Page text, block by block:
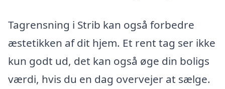
Tagrensning i Strib kan også forbedre
æstetikken af dit hjem. Et rent tag ser ikke
kun godt ud, det kan også øge din boligs
værdi, hvis du en dag overvejer at sælge.